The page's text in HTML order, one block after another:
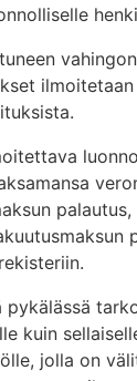
pykälässä
kuin
jolla on